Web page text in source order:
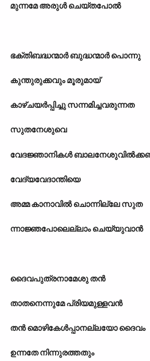
മുന്നമേ അരുൾ ചെയ്തപോൽ
ഭക്തിബദ്ധന്മാർ ബുദ്ധന്മാർ പൊന്നു
കുന്തുരുക്കവും മൂരുമായ്
കാഴ്ചയർപ്പിച്ചു സന്നമിച്ചവരുന്നത
സുതനേശുവെ
വേദജ്ഞാനികൾ
വേദ്യവേദാന്തിയെ
അമ്മ കാനാവിൽ ചൊന്നില്ലേ സുത
ന്നാജ്ഞപോലെല്ലാം ചെയ്യുവാൻ
ദൈവപുത്രനാമേശു തൻ
താതനെന്നുമേ പ്രിയമുള്ളവൻ
തൻ മൊഴികേൾപ്പാനല്ലയോ ദൈവം
ഉന്നതേ നിന്നുരത്തതും